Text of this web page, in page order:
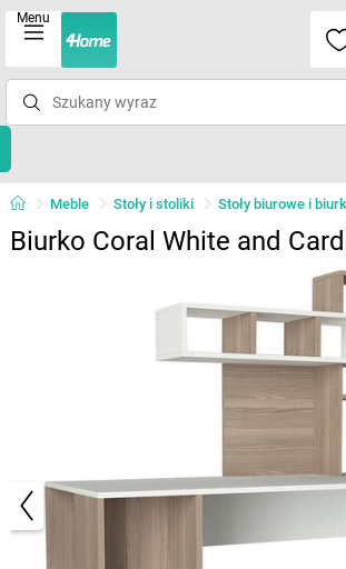
Menu
Meble Stoły i stoliki Stoły biurowe i
Biurko Coral White and